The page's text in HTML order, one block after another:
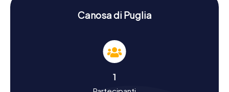
Caccia al Tesoro a Canosa di Puglia: Vivere da
Durante le nostre cacce al tesoro a Canosa di Puglia, non
solo apprenderete fatti interessanti sulla storia della città,
Canosa di Puglia esisteva già nel VII secolo a.C. ed era un
Canosa di Puglia
1